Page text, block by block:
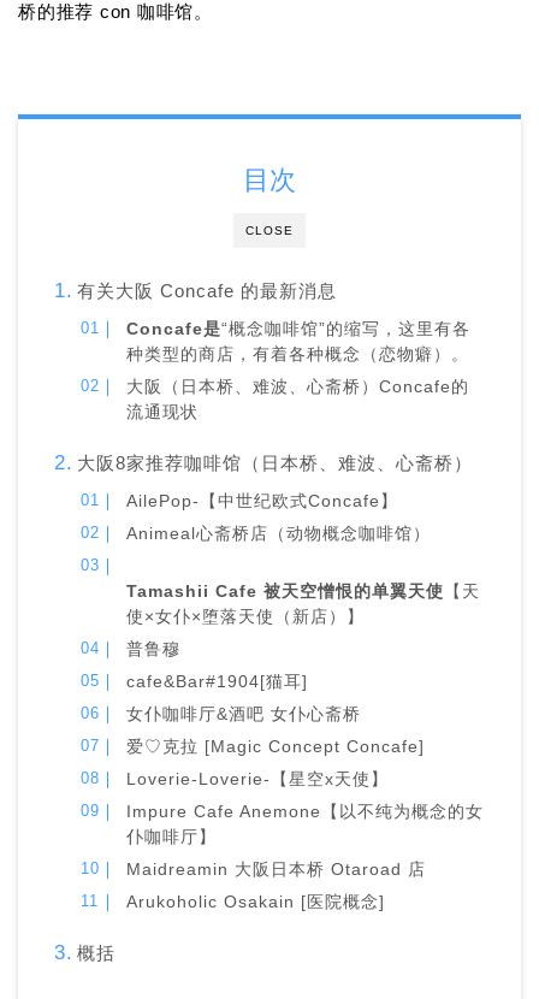
桥的推荐 con 咖啡馆。
CLOSE
目次
有关大阪 Concafe 的最新消息
Concafe是“概念咖啡馆”的缩写，这里有各
种类型的商店，有着各种概念（恋物癖）。
大阪（日本桥、难波、心斋桥）Concafe的
流通现状
大阪8家推荐咖啡馆（日本桥、难波、心斋桥）
AilePop-【中世纪欧式Concafe】
Animeal心斋桥店（动物概念咖啡馆）
Tamashii Cafe 被天空憎恨的单翼天使 【天
使×女仆×堕落天使（新店）】
普鲁穆
cafe&Bar#1904[猫耳]
女仆咖啡厅&酒吧 女仆心斋桥
爱♡克拉 [Magic Concept Concafe]
Loverie-Loverie-【星空x天使】
Impure Cafe Anemone【以不纯为概念的女
仆咖啡厅】
Maidreamin 大阪日本桥 Otaroad 店
Arukoholic Osakain [医院概念]
概括